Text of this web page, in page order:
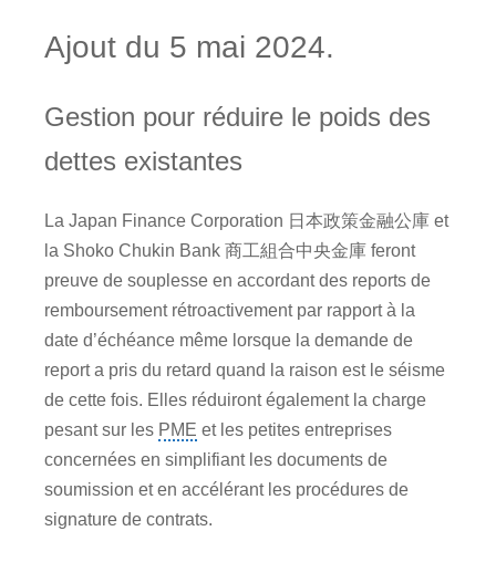
Ajout du 5 mai 2024.
Gestion pour réduire le poids des
dettes existantes
La Japan Finance Corporation 日本政策金融公庫 et
la Shoko Chukin Bank 商工組合中央金庫 feront
preuve de souplesse en accordant des reports de
remboursement rétroactivement par rapport à la
date d’échéance même lorsque la demande de
report a pris du retard quand la raison est le séisme
de cette fois. Elles réduiront également la charge
pesant sur les PME et les petites entreprises
concernées en simplifiant les documents de
soumission et en accélérant les procédures de
signature de contrats.